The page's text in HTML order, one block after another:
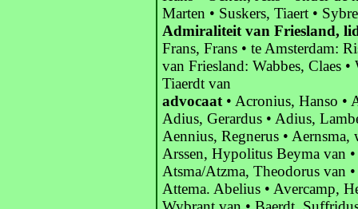
Marten • Suskers, Tiaert •
Admiraliteit van Friesland,
Frans, Frans • te Amsterdam:
van Friesland: Wabbes, Claes
Tiaerdt van
advocaat • Acronius, Hanso •
Adius, Gerardus • Adius,
Aennius, Regnerus •
Arssen, Hypolitus Beyma van
Atsma/Atzma, Theodorus van
Attema. Abelius • Avercamp,